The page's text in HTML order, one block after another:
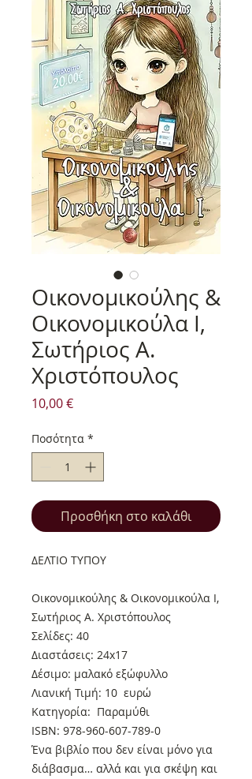
Οικονομικούλης &
Οικονομικούλα Ι,
Σωτήριος Α.
Χριστόπουλος
10,00 €Τιμή
Ποσότητα *
Προσθήκη στο καλάθι
ΔΕΛΤΙΟ ΤΥΠΟΥ
Οικονομικούλης & Οικονομικούλα Ι,
Σωτήριος Α. Χριστόπουλος
Σελίδες: 40
Διαστάσεις: 24x17
Δέσιμο: μαλακό εξώφυλλο
Λιανική Τιμή: 10 ευρώ
Κατηγορία: Παραμύθι
ISBN: 978-960-607-789-0
Ένα βιβλίο που δεν είναι μόνο για
διάβασμα… αλλά και για σκέψη και